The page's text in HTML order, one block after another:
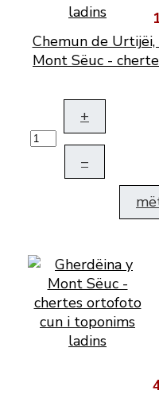
Chemun de Urtijëi,
Mont Sëuc -
+
–